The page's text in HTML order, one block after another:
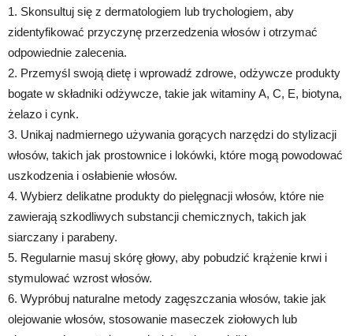
1. Skonsultuj się z dermatologiem lub trychologiem, aby
zidentyfikować przyczynę przerzedzenia włosów i otrzymać
odpowiednie zalecenia.
2. Przemyśl swoją dietę i wprowadź zdrowe, odżywcze produkty
bogate w składniki odżywcze, takie jak witaminy A, C, E, biotyna,
żelazo i cynk.
3. Unikaj nadmiernego używania gorących narzędzi do stylizacji
włosów, takich jak prostownice i lokówki, które mogą powodować
uszkodzenia i osłabienie włosów.
4. Wybierz delikatne produkty do pielęgnacji włosów, które nie
zawierają szkodliwych substancji chemicznych, takich jak
siarczany i parabeny.
5. Regularnie masuj skórę głowy, aby pobudzić krążenie krwi i
stymulować wzrost włosów.
6. Wypróbuj naturalne metody zagęszczania włosów, takie jak
olejowanie włosów, stosowanie maseczek ziołowych lub